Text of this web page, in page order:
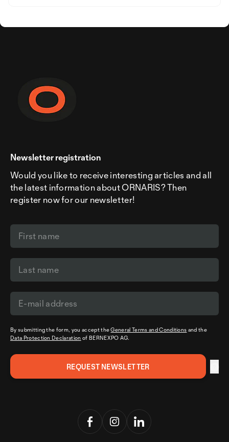
Newsletter registration
Would you like to receive interesting articles and all
the latest information about ORNARIS? Then
register now for our newsletter!
By submitting the form, you accept theGeneral Terms and Conditions and the
Data Protection Declaration of BERNEXPO AG.